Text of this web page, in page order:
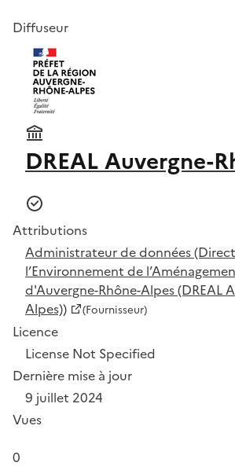
Diffuseur
DREAL Auvergne-
Attributions
Administrateur de données
l’Environnement de
d'Auvergne-Rhône-Alpes (DREAL
Alpes))
(Fournisseur)
Licence
License Not Specified
Dernière mise à jour
9 juillet 2024
Vues
0